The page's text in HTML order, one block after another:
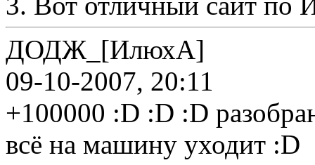
ДОДЖ_[ИлюхА]
09-10-2007, 20:11
+100000 :D :D :D
всё на машину уходит :D